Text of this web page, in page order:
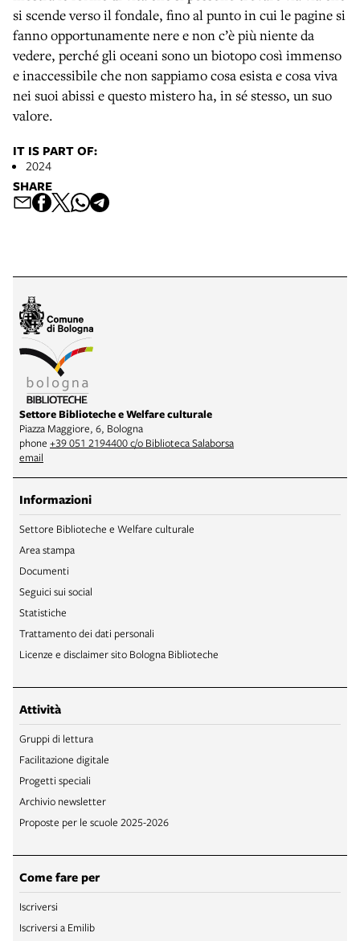
si scende verso il fondale, fino al punto in cui le pagine si
fanno opportunamente nere e non c’è più niente da
vedere, perché gli oceani sono un biotopo così immenso
e inaccessibile che non sappiamo cosa esista e cosa viva
nei suoi abissi e questo mistero ha, in sé stesso, un suo
valore.
IT IS PART OF:
2024
SHARE
Settore Biblioteche e Welfare culturale
Piazza Maggiore, 6, Bologna
phone +39 051 2194400 c/o Biblioteca Salaborsa
email
Informazioni
Settore Biblioteche e Welfare culturale
Area stampa
Documenti
Seguici sui social
Statistiche
Trattamento dei dati personali
Licenze e disclaimer sito Bologna Biblioteche
Attività
Gruppi di lettura
Facilitazione digitale
Progetti speciali
Archivio newsletter
Proposte per le scuole 2025-2026
Come fare per
Iscriversi
Iscriversi a Emilib